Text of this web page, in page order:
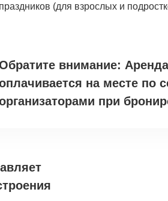
праздников (для взрослых и
внимание:
на месте по
при